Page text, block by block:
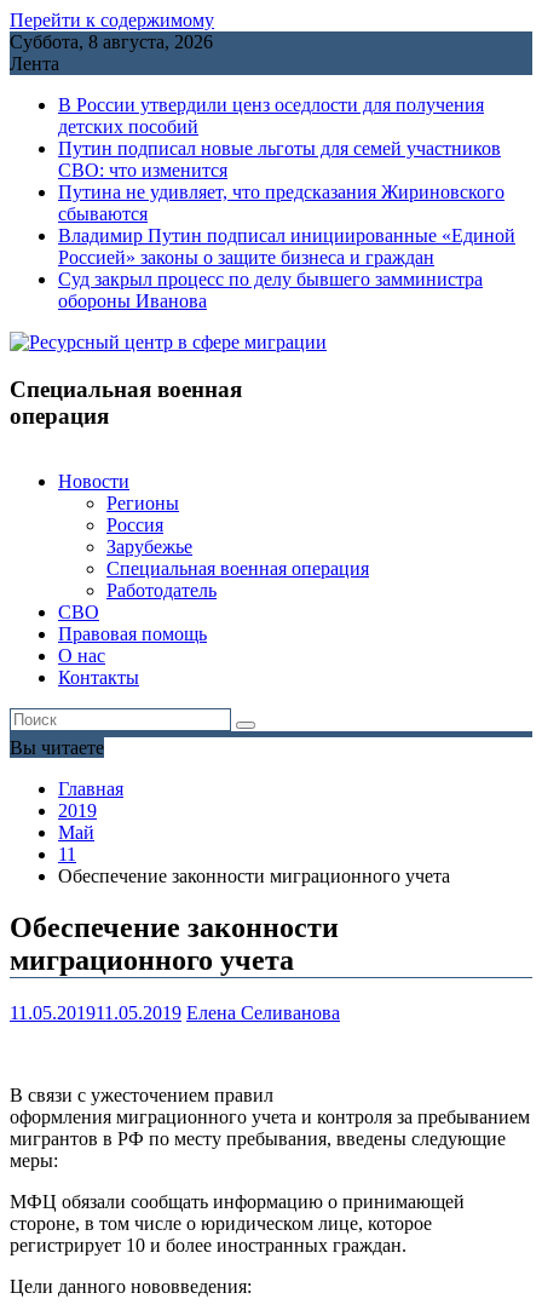
Перейти к содержимому
Суббота, 8 августа, 2026
Лента
В России утвердили ценз оседлости для получения
детских пособий
Путин подписал новые льготы для семей участников
СВО: что изменится
Путина не удивляет, что предсказания Жириновского
сбываются
Владимир Путин подписал инициированные «Единой
Россией» законы о защите бизнеса и граждан
Cуд закрыл процесс по делу бывшего замминистра
обороны Иванова
Специальная военная
операция
Новости
Регионы
Россия
Зарубежье
Специальная военная операция
Работодатель
СВО
Правовая помощь
О нас
Контакты
Вы читаете
Главная
2019
Май
11
Обеспечение законности миграционного учета
Обеспечение законности
миграционного учета
11.05.201911.05.2019 Елена Селиванова
В связи с ужесточением правил
оформления миграционного учета и контроля за пребыванием
мигрантов в РФ по месту пребывания, введены следующие
меры:
МФЦ обязали сообщать информацию о принимающей
стороне, в том числе о юридическом лице, которое
регистрирует 10 и более иностранных граждан.
Цели данного нововведения: